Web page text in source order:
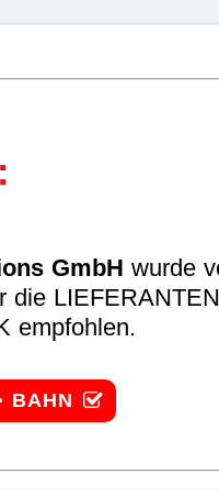
GmbH wurde
die
empfohlen.
BAHN